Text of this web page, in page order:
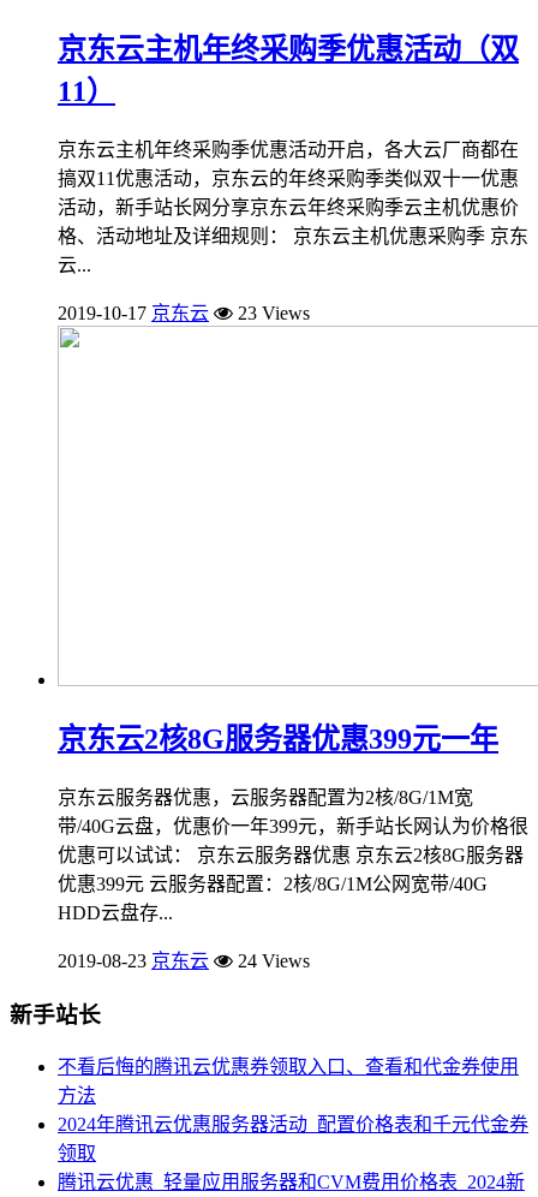
京东云主机年终采购季优惠活动（双
11）
京东云主机年终采购季优惠活动开启，各大云厂商都在
搞双11优惠活动，京东云的年终采购季类似双十一优惠
活动，新手站长网分享京东云年终采购季云主机优惠价
格、活动地址及详细规则： 京东云主机优惠采购季 京东
云...
2019-10-17 京东云 23 Views
京东云2核8G服务器优惠399元一年
京东云服务器优惠，云服务器配置为2核/8G/1M宽
带/40G云盘，优惠价一年399元，新手站长网认为价格很
优惠可以试试： 京东云服务器优惠 京东云2核8G服务器
优惠399元 云服务器配置：2核/8G/1M公网宽带/40G
HDD云盘存...
2019-08-23 京东云 24 Views
新手站长
不看后悔的腾讯云优惠券领取入口、查看和代金券使用
方法
2024年腾讯云优惠服务器活动_配置价格表和千元代金券
领取
腾讯云优惠_轻量应用服务器和CVM费用价格表_2024新